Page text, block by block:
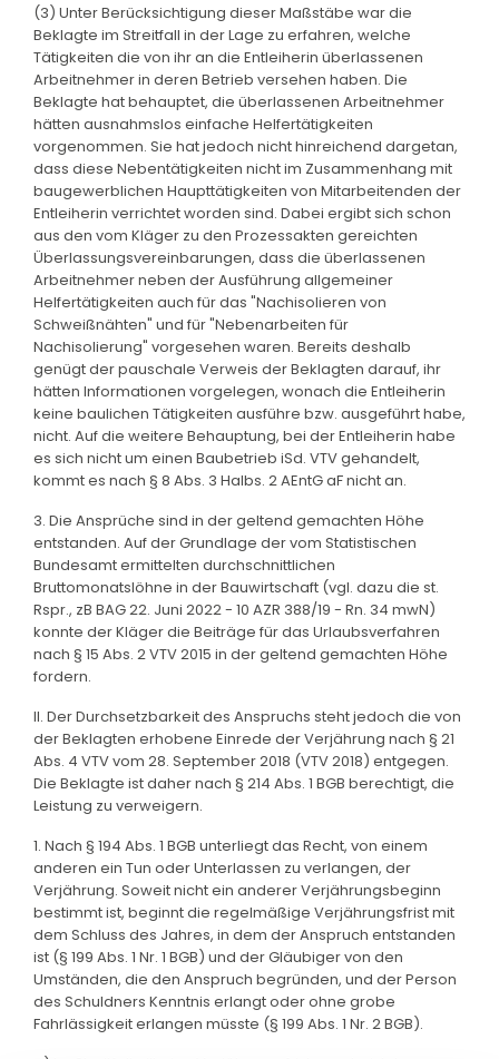
(3) Unter Berücksichtigung dieser Maßstäbe war die
Beklagte im Streitfall in der Lage zu erfahren, welche
Tätigkeiten die von ihr an die Entleiherin überlassenen
Arbeitnehmer in deren Betrieb versehen haben. Die
Beklagte hat behauptet, die überlassenen Arbeitnehmer
hätten ausnahmslos einfache Helfertätigkeiten
vorgenommen. Sie hat jedoch nicht hinreichend dargetan,
dass diese Nebentätigkeiten nicht im Zusammenhang mit
baugewerblichen Haupttätigkeiten von Mitarbeitenden der
Entleiherin verrichtet worden sind. Dabei ergibt sich schon
aus den vom Kläger zu den Prozessakten gereichten
Überlassungsvereinbarungen, dass die überlassenen
Arbeitnehmer neben der Ausführung allgemeiner
Helfertätigkeiten auch für das "Nachisolieren von
Schweißnähten" und für "Nebenarbeiten für
Nachisolierung" vorgesehen waren. Bereits deshalb
genügt der pauschale Verweis der Beklagten darauf, ihr
hätten Informationen vorgelegen, wonach die Entleiherin
keine baulichen Tätigkeiten ausführe bzw. ausgeführt habe,
nicht. Auf die weitere Behauptung, bei der Entleiherin habe
es sich nicht um einen Baubetrieb iSd. VTV gehandelt,
kommt es nach § 8 Abs. 3 Halbs. 2 AEntG aF nicht an.
3. Die Ansprüche sind in der geltend gemachten Höhe
entstanden. Auf der Grundlage der vom Statistischen
Bundesamt ermittelten durchschnittlichen
Bruttomonatslöhne in der Bauwirtschaft (vgl. dazu die st.
Rspr., zB BAG 22. Juni 2022 - 10 AZR 388/19 - Rn. 34 mwN)
konnte der Kläger die Beiträge für das Urlaubsverfahren
nach § 15 Abs. 2 VTV 2015 in der geltend gemachten Höhe
fordern.
II. Der Durchsetzbarkeit des Anspruchs steht jedoch die von
der Beklagten erhobene Einrede der Verjährung nach § 21
Abs. 4 VTV vom 28. September 2018 (VTV 2018) entgegen.
Die Beklagte ist daher nach § 214 Abs. 1 BGB berechtigt, die
Leistung zu verweigern.
1. Nach § 194 Abs. 1 BGB unterliegt das Recht, von einem
anderen ein Tun oder Unterlassen zu verlangen, der
Verjährung. Soweit nicht ein anderer Verjährungsbeginn
bestimmt ist, beginnt die regelmäßige Verjährungsfrist mit
dem Schluss des Jahres, in dem der Anspruch entstanden
ist (§ 199 Abs. 1 Nr. 1 BGB) und der Gläubiger von den
Umständen, die den Anspruch begründen, und der Person
des Schuldners Kenntnis erlangt oder ohne grobe
Fahrlässigkeit erlangen müsste (§ 199 Abs. 1 Nr. 2 BGB).